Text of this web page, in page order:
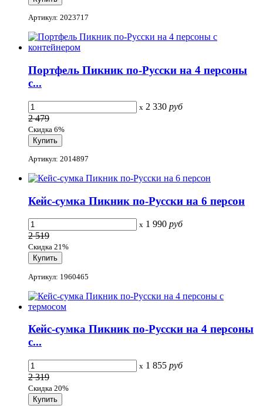
Артикул: 2023717
Портфель Пикник по-Русски на 4 персоны
с...
x 2 330 руб
2 479
Скидка 6%
Артикул: 2014897
Кейс-сумка Пикник по-Русски на 6 персон
x 1 990 руб
2 519
Скидка 21%
Артикул: 1960465
Кейс-сумка Пикник по-Русски на 4 персоны
с...
x 1 855 руб
2 319
Скидка 20%